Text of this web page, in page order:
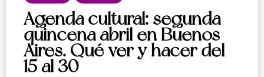
Agenda cultural: segunda
quincena abril en Buenos
Aires. Qué ver y hacer del
15 al 30